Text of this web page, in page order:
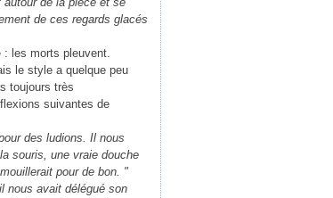
de ces regards glacés
: les morts pleuvent.
le style a quelque peu
toujours très
suivantes de
des ludions. Il nous
souris, une vraie douche
pour de bon. "
nous avait délégué son